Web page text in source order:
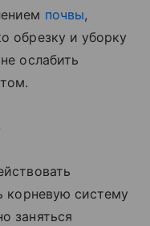
почвы,
обрезку и уборку
ослабить
корневую систему
заняться